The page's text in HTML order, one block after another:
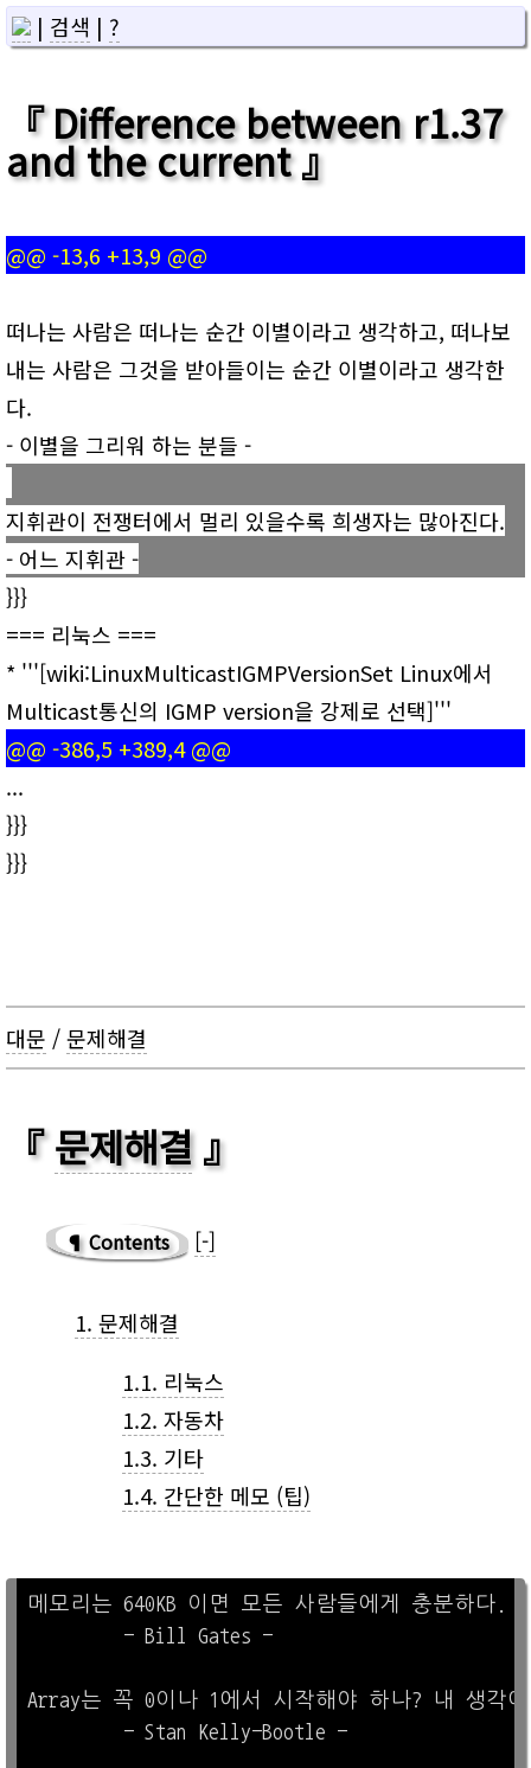
| 검색 | ?
Difference between r1.37
and the current
@@ -13,6 +13,9 @@
떠나는 사람은 떠나는 순간 이별이라고 생각하고, 떠나보
내는 사람은 그것을 받아들이는 순간 이별이라고 생각한
다.
- 이별을 그리워 하는 분들 -
지휘관이 전쟁터에서 멀리 있을수록 희생자는 많아진다.
- 어느 지휘관 -
}}}
=== 리눅스 ===
* '''[wiki:LinuxMulticastIGMPVersionSet Linux에서
Multicast통신의 IGMP version을 강제로 선택]'''
@@ -386,5 +389,4 @@
...
}}}
}}}
대문 /문제해결
문제해결
Contents [-]
1. 문제해결
1.1. 리눅스
1.2. 자동차
1.3. 기타
1.4. 간단한 메모 (팁)
메모리는 640KB 이면 모든 사람들에게 충분하다.
         - Bill Gates -
Array는 꼭 0이나 1에서 시작해야 하나? 내 생
         - Stan Kelly-Bootle -